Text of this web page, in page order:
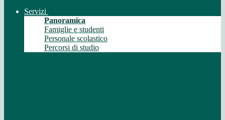
Servizi
Panoramica
Famiglie e studenti
Personale scolastico
Percorsi di studio